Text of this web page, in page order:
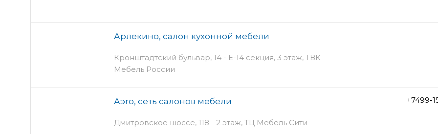
Арлекино, салон кухонной мебели
Кронштадтский бульвар, 14 - Е-14 секция, 3 этаж, ТВК
Мебель России
Аэro, сеть салонов мебели
Дмитровское шоссе, 118 - 2 этаж, ТЦ Мебель Сити
+7499-